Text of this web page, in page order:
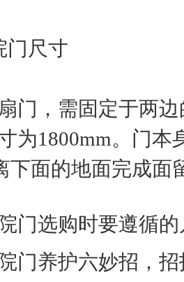
门尺寸
门，需固定于两
为1800mm。门本
下面的地面完成面
门选购时要遵循
门养护六妙招，